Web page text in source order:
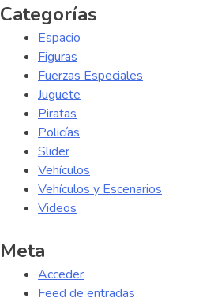
Categorías
Espacio
Figuras
Fuerzas Especiales
Juguete
Piratas
Policías
Slider
Vehículos
Vehículos y Escenarios
Videos
Meta
Acceder
Feed de entradas